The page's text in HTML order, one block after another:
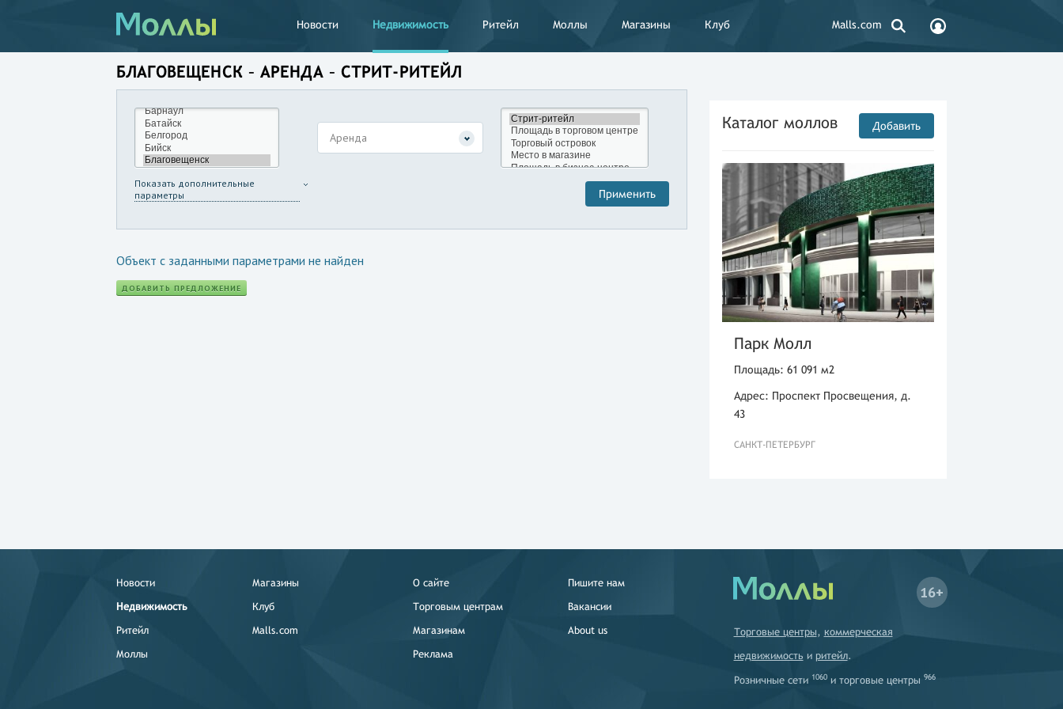
Новости Недвижимость Ритейл Моллы Магазины Клуб Malls.com
БЛАГОВЕЩЕНСК – АРЕНДА – СТРИТ-РИТЕЙЛ
Аренда
Показать дополнительные
параметры
Объект с заданными параметрами не найден
ДОБАВИТЬ ПРЕДЛОЖЕНИЕ
Каталог моллов Добавить
Парк Молл
Площадь: 61 091 м2
Адрес: Проспект Просвещения, д.
43
САНКТ-ПЕТЕРБУРГ
Новости
Недвижимость
Ритейл
Моллы
Магазины
Клуб
Malls.com
О сайте
Торговым центрам
Магазинам
Реклама
Пишите нам
Вакансии
About us
16+
Торговые центры, коммерческая
недвижимость и ритейл.
Розничные сети 1060и торговые центры 966